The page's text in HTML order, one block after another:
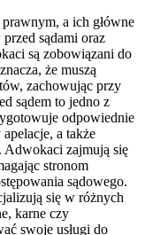
a ich główne
sądami oraz
są zobowiązani do
że muszą
zachowując przy
sądem to jedno z
odpowiednie
a także
Adwokaci zajmują się
stronom
sądowego.
się w różnych
karne czy
swoje usługi do